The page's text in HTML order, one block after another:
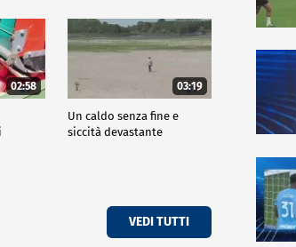
02:58 03:19
Un caldo senza fine e
siccità devastante
VEDI TUTTI